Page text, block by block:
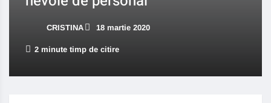
CRISTINA 18 martie 2020
2 minute timp de citire